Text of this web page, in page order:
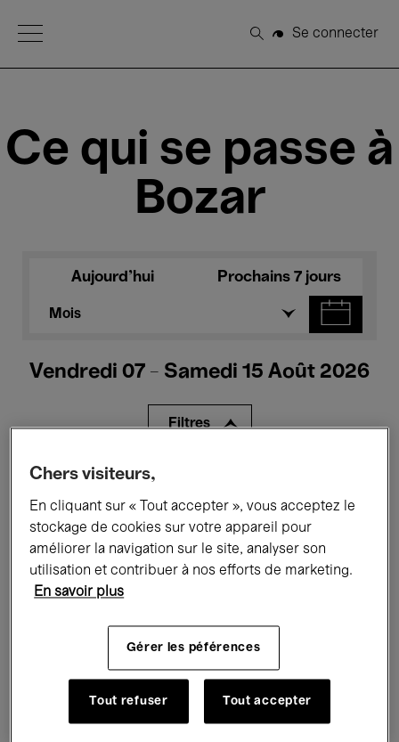
Open Menu
Rechercher
Se connecter
Ce qui se passe à
Bozar
Aujourd'hui Prochains 7 jours
Mois
Vendredi 07 - Samedi 15 Août 2026
Filtres
Tous les événements
Expositions Films Performances
Rencontres & Débats Jazz
Musique électronique
Chers visiteurs,
En cliquant sur « Tout accepter », vous acceptez le
stockage de cookies sur votre appareil pour
améliorer la navigation sur le site, analyser son
utilisation et contribuer à nos efforts de marketing.
En savoir plus
Gérer les péférences
Tout refuser Tout accepter